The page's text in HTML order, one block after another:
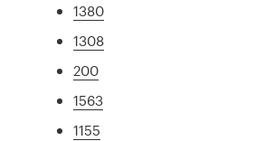
1380
1308
200
1563
1155